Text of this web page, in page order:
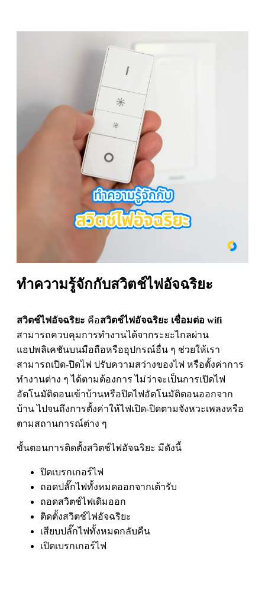
ทำความรู้จักกับสวิตช์ไฟอัจฉริยะ
สวิตช์ไฟอัจฉริยะ คือสวิตช์ไฟอัจฉริยะ เชื่อมต่อ wifi
สามารถควบคุมการทำงานได้จากระยะไกลผ่าน
แอปพลิเคชันบนมือถือหรืออุปกรณ์อื่น ๆ ช่วยให้เรา
สามารถเปิด-ปิดไฟ ปรับความสว่างของไฟ หรือตั้งค่าการ
ทำงานต่าง ๆ ได้ตามต้องการ ไม่ว่าจะเป็นการเปิดไฟ
อัตโนมัติตอนเข้าบ้านหรือปิดไฟอัตโนมัติตอนออกจาก
บ้าน ไปจนถึงการตั้งค่าให้ไฟเปิด-ปิดตามจังหวะเพลงหรือ
ตามสถานการณ์ต่าง ๆ
ขั้นตอนการติดตั้งสวิตช์ไฟอัจฉริยะ มีดังนี้
ปิดเบรกเกอร์ไฟ
ถอดปลั๊กไฟทั้งหมดออกจากเต้ารับ
ถอดสวิตช์ไฟเดิมออก
ติดตั้งสวิตช์ไฟอัจฉริยะ
เสียบปลั๊กไฟทั้งหมดกลับคืน
เปิดเบรกเกอร์ไฟ